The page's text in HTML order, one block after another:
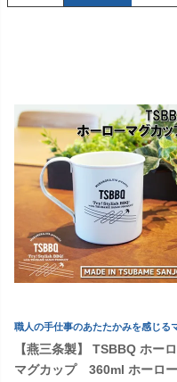
職人の手仕事のあたたかみを感じる
【燕三条製】 TSBBQ ホー
マグカップ 360ml ホーロ